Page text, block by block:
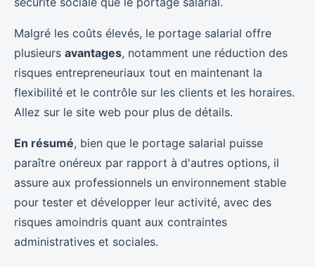
Malgré les coûts élevés, le portage salarial offre
plusieurs avantages, notamment une réduction des
risques entrepreneuriaux tout en maintenant la
flexibilité et le contrôle sur les clients et les horaires.
Allez sur le site web pour plus de détails.
En résumé, bien que le portage salarial puisse
paraître onéreux par rapport à d'autres options, il
assure aux professionnels un environnement stable
pour tester et développer leur activité, avec des
risques amoindris quant aux contraintes
administratives et sociales.